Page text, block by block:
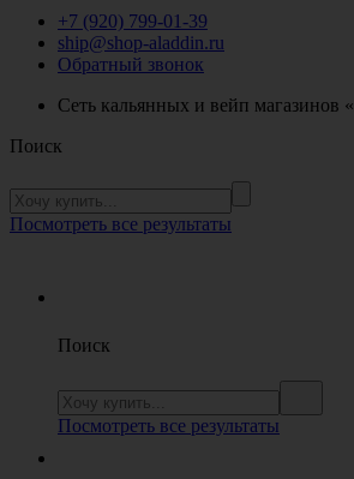
+7 (920) 799-01-39
ship@shop-aladdin.ru
Обратный звонок
Сеть кальянных и вейп магазинов
Поиск
Посмотреть все результаты
Поиск
Посмотреть все результаты